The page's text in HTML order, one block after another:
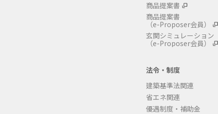
商品提案書
商品提案書
（e-Proposer会員）
玄関シミュレーション
（e-Proposer会員）
法令・制度
建築基準法関連
省エネ関連
優遇制度・補助金